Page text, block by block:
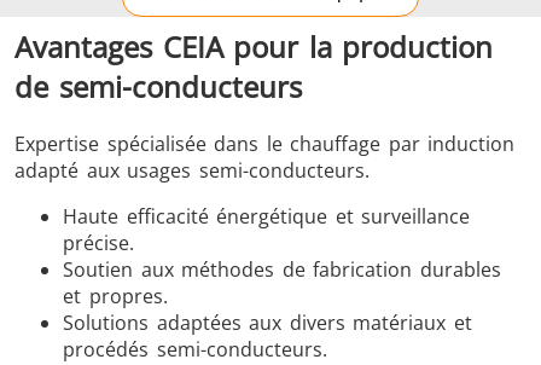
Avantages CEIA pour la production
de semi-conducteurs
Expertise spécialisée dans le chauffage par induction
adapté aux usages semi-conducteurs.
Haute efficacité énergétique et surveillance
précise.
Soutien aux méthodes de fabrication durables
et propres.
Solutions adaptées aux divers matériaux et
procédés semi-conducteurs.